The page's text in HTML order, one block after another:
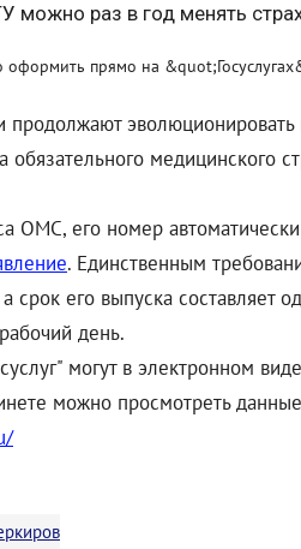
можно раз в год менять
продолжают
обязательного медицинского
ОМС, его номер
. Единственным
а срок его выпуска
день.
могут в электронном
можно просмотреть